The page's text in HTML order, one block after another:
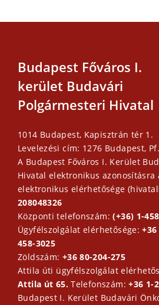
Budapest Főváros I.
kerület Budavári
Polgármesteri Hivatal
1014 Budapest, Kapisztrán tér 1.
Levelezési cím: 1276 Budapest,
A Budapest Főváros I. Kerület
Hivatal elektronikus azonosításra
elektronikus elérhetősége
208048326
Központi telefonszám:(+36) 1-
Ügyfélszolgálat elérhetősége:
458-3025
Zöldszám: +36 80-204-275
Attila úti ügyfélszolgálat
Attila út 65.Telefonszám:+36 1-
Budapest I. Kerület Budavári